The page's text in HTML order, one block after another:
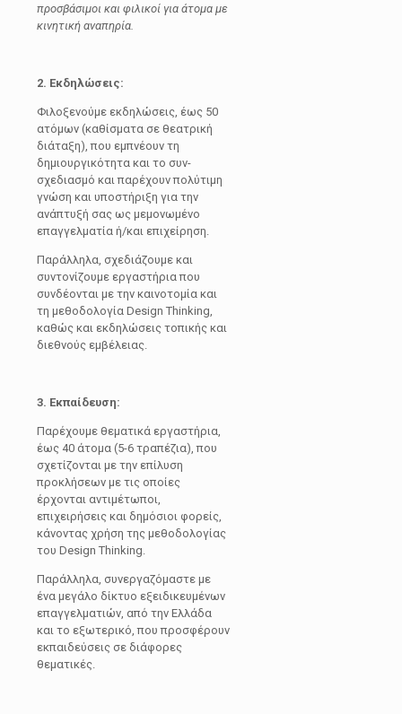
προσβάσιμοι και φιλικοί για άτομα με
κινητική αναπηρία.
2. Εκδηλώσεις:
Φιλοξενούμε εκδηλώσεις, έως 50
ατόμων (καθίσματα σε θεατρική
διάταξη), που εμπνέουν τη
δημιουργικότητα και το συν-
σχεδιασμό και παρέχουν πολύτιμη
γνώση και υποστήριξη για την
ανάπτυξή σας ως μεμονωμένο
επαγγελματία ή/και επιχείρηση.
Παράλληλα, σχεδιάζουμε και
συντονίζουμε εργαστήρια που
συνδέονται με την καινοτομία και
τη μεθοδολογία Design Thinking,
καθώς και εκδηλώσεις τοπικής και
διεθνούς εμβέλειας.
3. Εκπαίδευση:
Παρέχουμε θεματικά εργαστήρια,
έως 40 άτομα (5-6 τραπέζια), που
σχετίζονται με την επίλυση
προκλήσεων με τις οποίες
έρχονται αντιμέτωποι,
επιχειρήσεις και δημόσιοι φορείς,
κάνοντας χρήση της μεθοδολογίας
του Design Thinking.
Παράλληλα, συνεργαζόμαστε με
ένα μεγάλο δίκτυο εξειδικευμένων
επαγγελματιών, από την Ελλάδα
και το εξωτερικό, που προσφέρουν
εκπαιδεύσεις σε διάφορες
θεματικές.